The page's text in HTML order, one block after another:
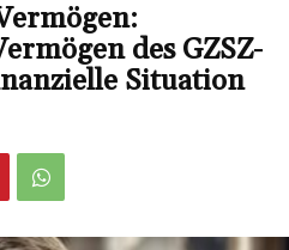
des GZSZ-
Situation